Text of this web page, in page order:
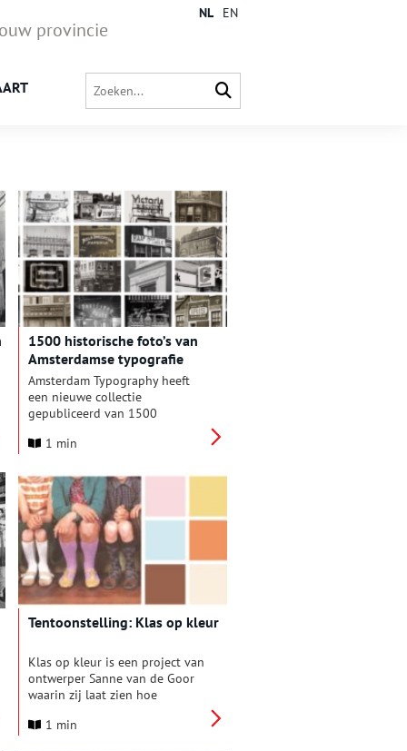
provincie
NL EN
1500 historische foto’s van
Amsterdamse typografie
Amsterdam Typography heeft
een nieuwe collectie
gepubliceerd van 1500
uit Amsterdam. Op
kunnen bezoekers een
willekeurige selectie van 24
foto’s bekijken of de volledige
collectie ontdekken via een
interactieve kaart. De foto’s
bieden een uniek kijkje in de
rijke geschiedenis van de stad,
vastgelegd door de lens van
typografie.
1 min
Tentoonstelling: Klas op kleur
Klas op kleur is een project van
ontwerper Sanne van de Goor
waarin zij laat zien hoe
identiteit en erfgoed
1 min